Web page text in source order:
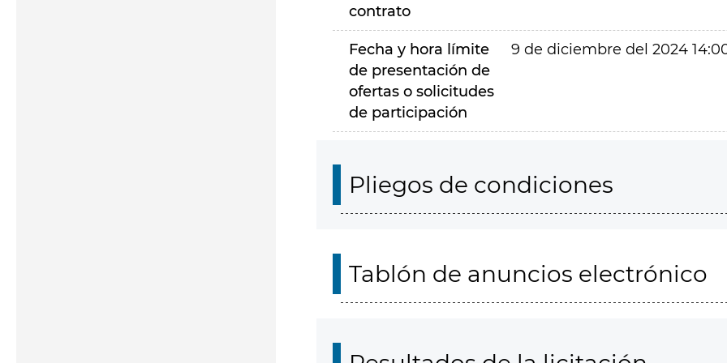
contrato
Fecha y hora límite
de presentación de
ofertas o solicitudes
de participación
9 de diciembre del 2024
Pliegos de condiciones
Tablón de anuncios electrónico